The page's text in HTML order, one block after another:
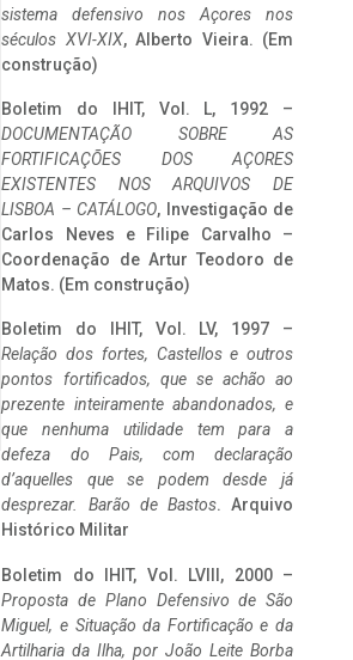
sistema defensivo nos Açores nos
séculos XVI-XIX, Alberto Vieira. (Em
construção)
Boletim do IHIT, Vol. L, 1992 –
DOCUMENTAÇÃO SOBRE AS
FORTIFICAÇÕES DOS AÇORES
EXISTENTES NOS ARQUIVOS DE
LISBOA – CATÁLOGO, Investigação de
Carlos Neves e Filipe Carvalho –
Coordenação de Artur Teodoro de
Matos. (Em construção)
Boletim do IHIT, Vol. LV, 1997 –
Relação dos fortes, Castellos e outros
pontos fortificados, que se achão ao
prezente inteiramente abandonados, e
que nenhuma utilidade tem para a
defeza do Pais, com declaração
d’aquelles que se podem desde já
desprezar. Barão de Bastos. Arquivo
Histórico Militar
Boletim do IHIT, Vol. LVIII, 2000 –
Proposta de Plano Defensivo de São
Miguel, e Situação da Fortificação e da
Artilharia da Ilha, por João Leite Borba